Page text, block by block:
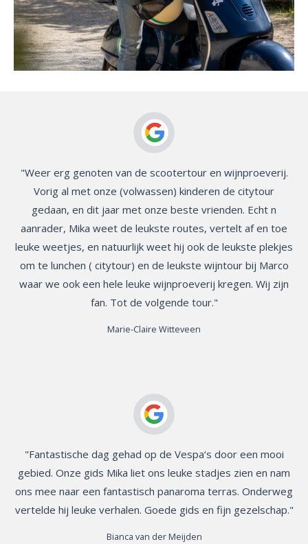
"Weer erg genoten van de scootertour en wijnproeverij.
Vorig al met onze (volwassen) kinderen de citytour
gedaan, en dit jaar met onze beste vrienden. Echt n
aanrader, Mika weet de leukste routes, vertelt af en toe
leuke weetjes, en natuurlijk weet hij ook de leukste plekjes
om te lunchen ( citytour) en de leukste wijntour bij Marco
waar we ook een hele leuke wijnproeverij kregen. Wij zijn
fan. Tot de volgende tour."
Marie-Claire Witteveen
"Fantastische dag gehad op de Vespa‘s door een mooi
gebied. Onze gids Mika liet ons leuke stadjes zien en nam
ons mee naar een fantastisch panaroma terras. Onderweg
vertelde hij leuke verhalen. Goede gids en fijn gezelschap."
Bianca van der Meijden